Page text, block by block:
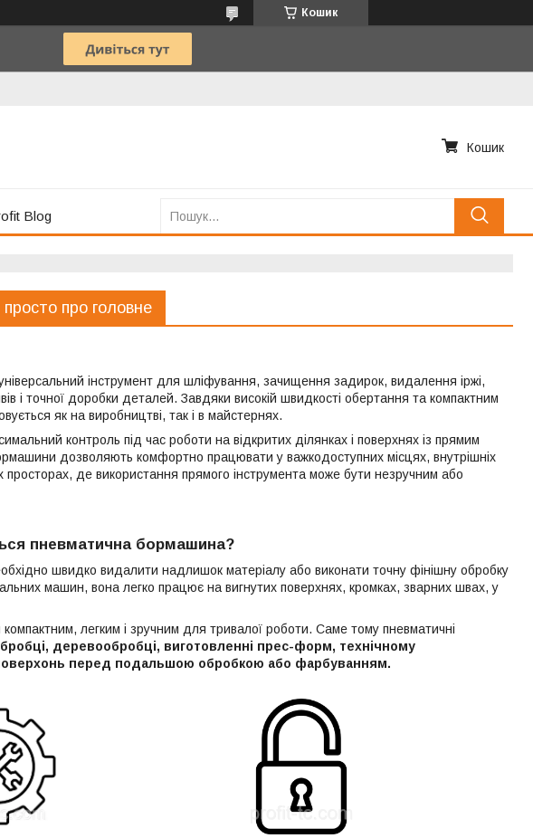
Кошик
Кошик
Blog
про головне
інструмент для шліфування, зачищення задирок, видалення іржі,
і точної доробки деталей. Завдяки високій швидкості обертання та компактним
як на виробництві, так і в майстернях.
контроль під час роботи на відкритих ділянках і поверхнях із прямим
дозволяють комфортно працювати у важкодоступних місцях, внутрішніх
просторах, де використання прямого інструмента може бути незручним або
пневматична бормашина?
швидко видалити надлишок матеріалу або виконати точну фінішну обробку
машин, вона легко працює на вигнутих поверхнях, кромках, зварних швах, у
легким і зручним для тривалої роботи. Саме тому пневматичні
деревообробці, виготовленні прес-форм, технічному
перед подальшою обробкою або фарбуванням.